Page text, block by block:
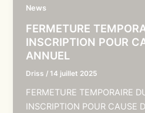
News
FERMETURE
INSCRIPTION POUR
ANNUEL
Driss /14 juillet 2025
FERMETURE TEMPORAIRE
INSCRIPTION POUR CAUSE